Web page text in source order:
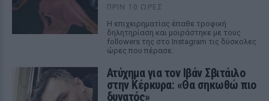
ΠΡΙΝ 10 ΏΡΕΣ
Η επιχειρηματίας έπαθε τροφική
δηλητηρίαση και μοιράστηκε με τους
followers της στο Instagram τις δύσκολες
ώρες που πέρασε.
Ατύχημα για τον Ιβάν Σβιτάιλο
στην Κέρκυρα: «Θα σηκωθώ πιο
δυνατός»